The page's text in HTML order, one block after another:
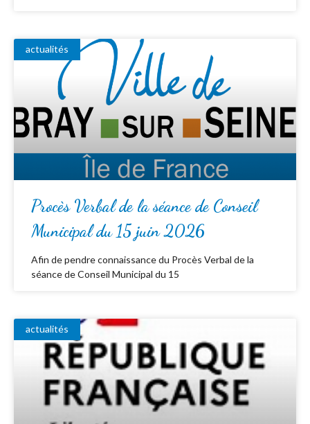
actualités
Procès Verbal de la séance de Conseil
Municipal du 15 juin 2026
Afin de pendre connaissance du Procès Verbal de la
séance de Conseil Municipal du 15
actualités